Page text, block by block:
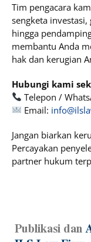
Tim pengacara
sengketa
hingga
membantu Anda
hak dan kerugian
Hubungi kami
Telepon /
Email:
Jangan biarkan
Percayakan
partner hukum
Publikasi dan